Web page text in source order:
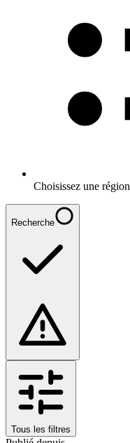
Choisissez une région
Recherche
Tous les filtres